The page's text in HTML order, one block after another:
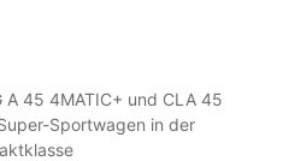
A 45 4MATIC+ und CLA 45
Sportwagen in der